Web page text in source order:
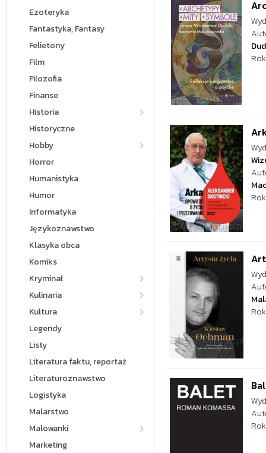
Ezoteryka
Fantastyka, Fantasy
Felietony
Film
Filozofia
Finanse
Historia
Historyczne
Hobby
Horror
Humanistyka
Humor
Informatyka
Językoznawstwo
Klasyka obca
Komiks
Kryminał
Kulinaria
Kultura
Legendy
Listy
Literatura faktu, reportaż
Literaturoznawstwo
Logistyka
Malarstwo
Malowanki
Marketing